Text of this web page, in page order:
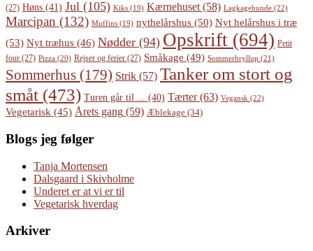
(27) Høns (41) Jul (105) Kiks (19) Kærnehuset (58) Lagkagebunde (22)
Marcipan (132) Muffins (19) nythelårshus (50) Nyt helårshus i træ
(53) Nyt træhus (46) Nødder (94) Opskrift (694) Petit
four (27) Pizza (20) Rejser og ferier (27) Småkage (49) Sommerbryllup (21)
Sommerhus (179) Strik (57) Tanker om stort og
småt (473) Turen går til ... (40) Tærter(63) Vegansk (22)
Vegetarisk (45) Årets gang (59) Æblekage (34)
Blogs jeg følger
Tanja Mortensen
Dalsgaard i Skivholme
Underet er at vi er til
Vegetarisk hverdag
Arkiver